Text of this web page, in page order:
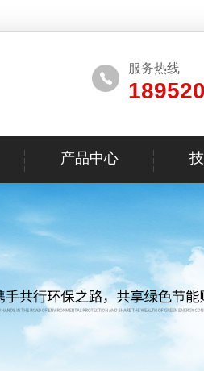
服务热线
产品中心